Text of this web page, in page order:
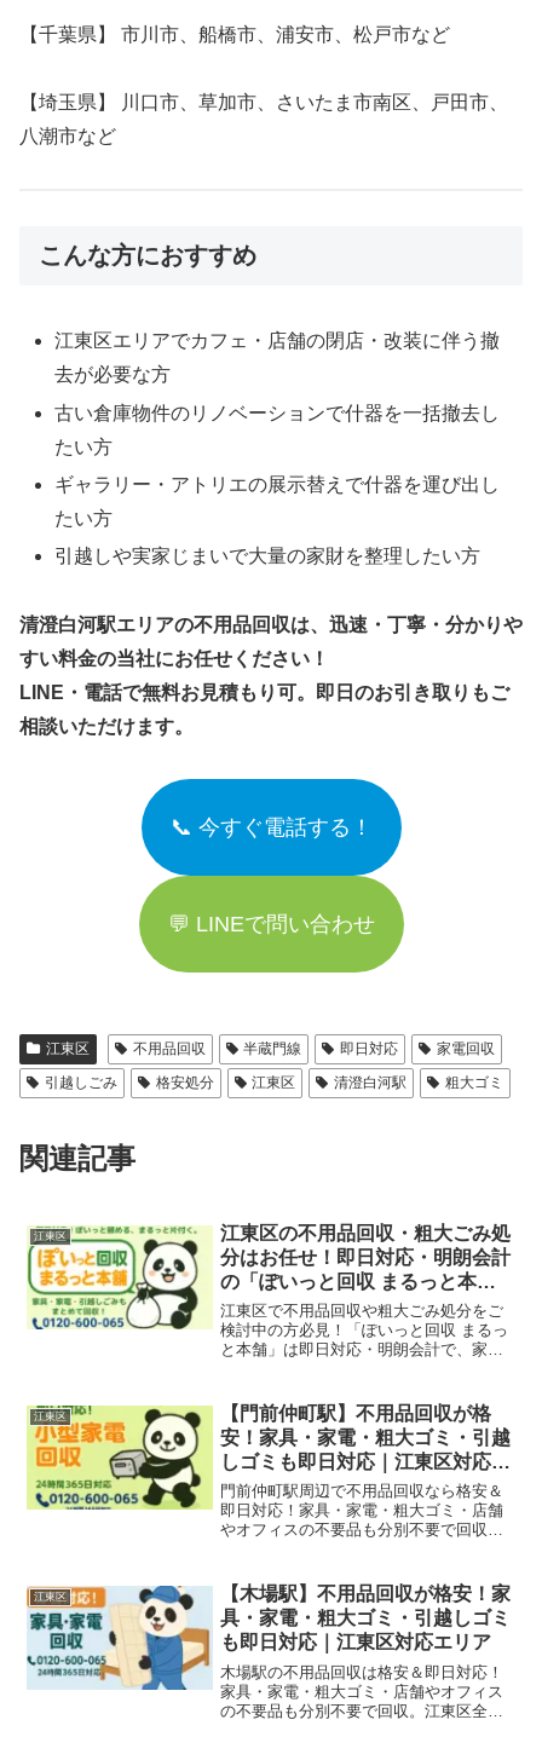
【千葉県】 市川市、船橋市、浦安市、松戸市など
【埼玉県】 川口市、草加市、さいたま市南区、戸田市、
八潮市など
こんな方におすすめ
江東区エリアでカフェ・店舗の閉店・改装に伴う撤
去が必要な方
古い倉庫物件のリノベーションで什器を一括撤去し
たい方
ギャラリー・アトリエの展示替えで什器を運び出し
たい方
引越しや実家じまいで大量の家財を整理したい方
清澄白河駅エリアの不用品回収は、迅速・丁寧・分かりや
すい料金の当社にお任せください！
LINE・電話で無料お見積もり可。即日のお引き取りもご
相談いただけます。
📞 今すぐ電話する！
💬 LINEで問い合わせ
江東区 不用品回収 半蔵門線 即日対応
家電回収
引越しごみ
格安処分 江東区 清澄白河駅 粗大ゴミ
関連記事
江東区
江東区の不用品回収・粗大ごみ処
分はお任せ！即日対応・明朗会計
の「ぽいっと回収 まるっと本
舗」
江東区で不用品回収や粗大ごみ処分をご
検討中の方必見！「ぽいっと回収 まるっ
と本舗」は即日対応・明朗会計で、家庭
門前仲町・亀戸・清澄白河エリアも対応
可能です。
江東区
【門前仲町駅】不用品回収が格
安！家具・家電・粗大ゴミ・引越
しゴミも即日対応｜江東区対応エ
リア
門前仲町駅周辺で不用品回収なら格安＆
即日対応！家具・家電・粗大ゴミ・店舗
やオフィスの不要品も分別不要で回収。
江東区
【木場駅】不用品回収が格安！家
具・家電・粗大ゴミ・引越しゴミ
も即日対応｜江東区対応エリア
木場駅の不用品回収は格安＆即日対応！
家具・家電・粗大ゴミ・店舗やオフィス
の不要品も分別不要で回収。江東区全域